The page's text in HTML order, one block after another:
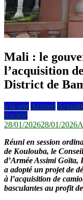
Mali : le
l’acquisition
District de
à la une Accueil
Société
28/01/202628/01/2026
Réuni en session
de Koulouba, le
d’Armée Assimi Goïta,
a adopté un projet de
à l’acquisition de
basculantes au profit